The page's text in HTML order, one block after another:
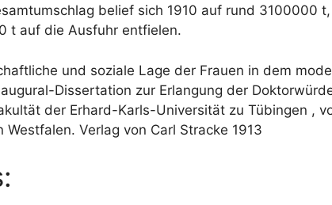
belief sich 1910 auf rund 3100000
t auf die Ausfuhr entfielen.
und soziale Lage der Frauen in dem
Dissertation zur Erlangung der
der Erhard-Karls-Universität zu Tübingen ,
Verlag von Carl Stracke 1913